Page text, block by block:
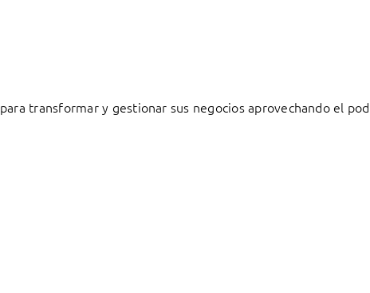
transformar y gestionar sus negocios aprovechando el